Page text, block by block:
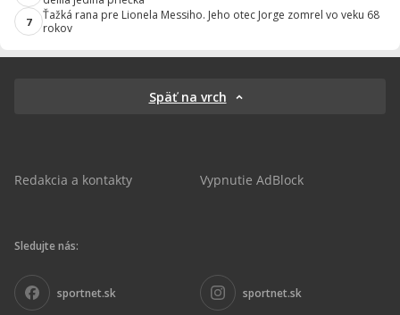
7
Ťažká rana pre Lionela Messiho. Jeho otec Jorge zomrel vo veku 68
rokov
Späť na vrch
Redakcia a kontakty Vypnutie AdBlock
Sledujte nás:
sportnet.sk sportnet.sk